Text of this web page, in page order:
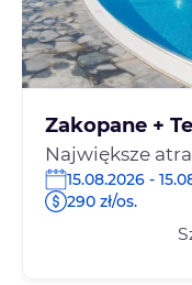
Zakopane +
Największe
15.08.2026 -
290 zł/os.